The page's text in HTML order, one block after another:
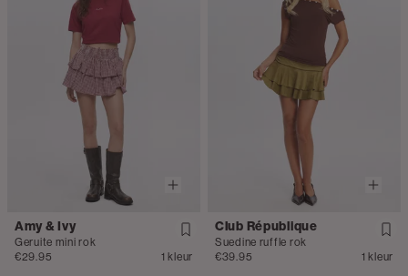
Amy & Ivy
Geruite mini rok
€29.95
1 kleur
Club République
Suedine ruffle rok
€39.95
1 kleur